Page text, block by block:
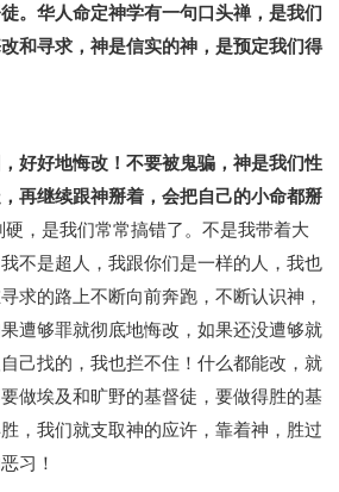
。华人命定神学有一句口头禅，是我们
和寻求，神是信实的神，是预定我们得
好好地悔改！不要被鬼骗，神是我们性
再继续跟神掰着，会把自己的小命都掰
硬，是我们常常搞错了。不是我带着大
不是超人，我跟你们是一样的人，我也
求的路上不断向前奔跑，不断认识神，
遭够罪就彻底地悔改，如果还没遭够就
己找的，我也拦不住！什么都能改，就
做埃及和旷野的基督徒，要做得胜的基
，我们就支取神的应许，靠着神，胜过
习！